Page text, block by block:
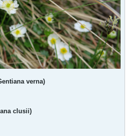
verna)
clusii)